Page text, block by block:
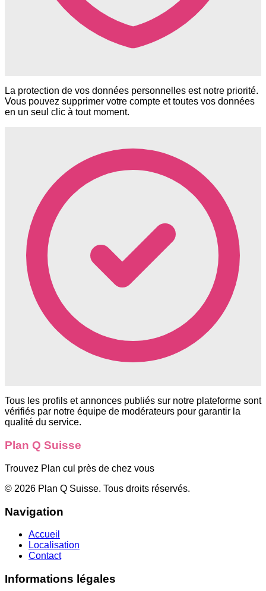
La protection de vos données personnelles est notre priorité.
Vous pouvez supprimer votre compte et toutes vos données
en un seul clic à tout moment.
Tous les profils et annonces publiés sur notre plateforme sont
vérifiés par notre équipe de modérateurs pour garantir la
qualité du service.
Plan Q Suisse
Trouvez Plan cul près de chez vous
© 2026 Plan Q Suisse. Tous droits réservés.
Navigation
Accueil
Localisation
Contact
Informations légales